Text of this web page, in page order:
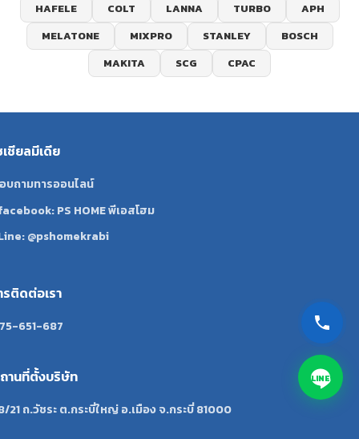
HAFELE
COLT LANNA TURBO
APH
MELATONE
MIXPRO STANLEY
BOSCH
MAKITA
SCG CPAC
เชียลมีเดีย
บถามทารออนไลน์
PS HOME พีเอสโฮม
@pshomekrabi
รติดต่อเรา
651-687
านที่ตั้งบริษัท
21 ถ.วัชระ ต.กระบี่ใหญ่ อ.เมือง จ.กระบี่ 81000
LINE